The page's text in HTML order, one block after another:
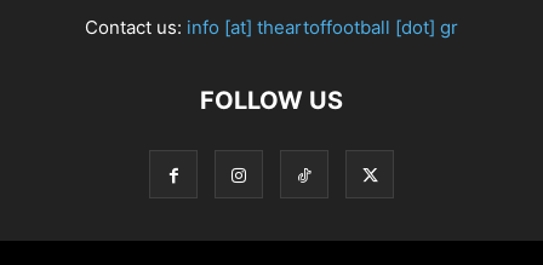
Contact us: info [at] theartoffootball [dot] gr
FOLLOW US